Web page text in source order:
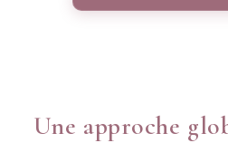
Une approche